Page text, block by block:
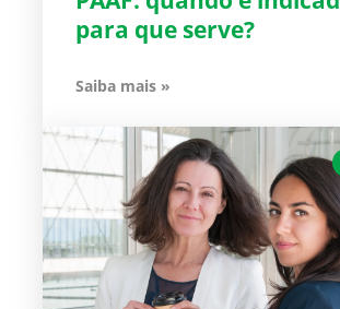
para que serve?
Saiba mais »